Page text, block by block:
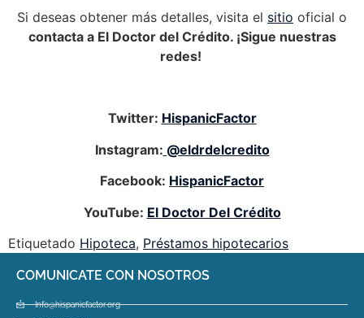
Si deseas obtener más detalles, visita el sitio oficial o
contacta a El Doctor del Crédito. ¡Sigue nuestras
redes!
Twitter: HispanicFactor
Instagram: @eldrdelcredito
Facebook: HispanicFactor
YouTube: El Doctor Del Crédito
Etiquetado Hipoteca, Préstamos hipotecarios
COMUNICATE CON NOSOTROS
Info@hispanicfactor.org